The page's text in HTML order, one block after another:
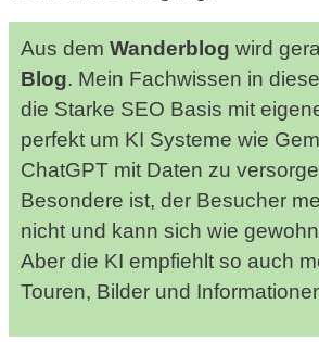
Aus dem Wanderblog wird
Blog. Mein Fachwissen in
die Starke SEO Basis mit
perfekt um KI Systeme wie
ChatGPT mit Daten zu
Besondere ist, der Besucher
nicht und kann sich wie
Aber die KI empfiehlt so auch
Touren, Bilder und